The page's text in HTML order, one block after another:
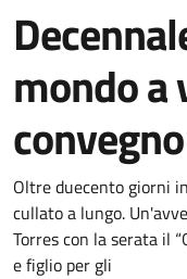
mondo a
Dettagli
Oltre duecento giorni
cullato a lungo.
Torres con la serata il
e figlio per gli